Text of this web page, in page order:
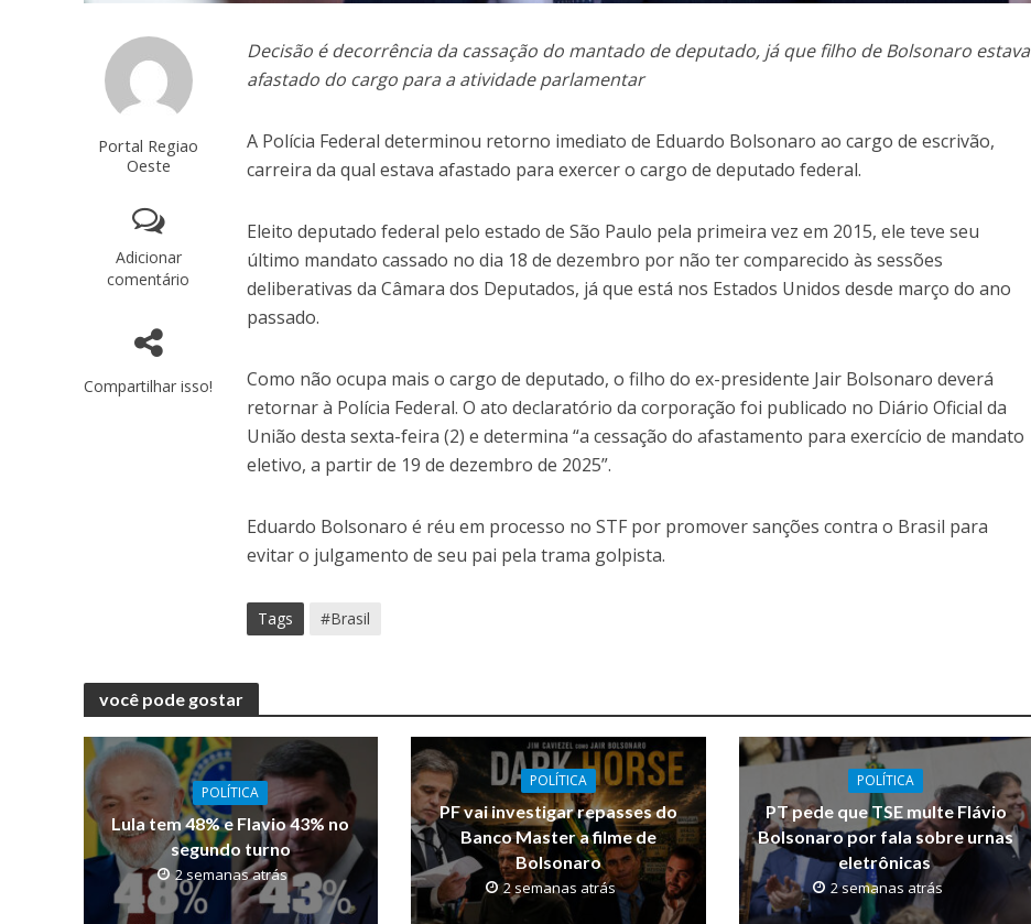
Portal Regiao
Oeste
Adicionar
comentário
Compartilhar isso!
Decisão é decorrência da cassação do mantado de deputado, já que filho de Bolsonaro estava
afastado do cargo para a atividade parlamentar
A Polícia Federal determinou retorno imediato de Eduardo Bolsonaro ao cargo de escrivão,
carreira da qual estava afastado para exercer o cargo de deputado federal.
Eleito deputado federal pelo estado de São Paulo pela primeira vez em 2015, ele teve seu
último mandato cassado no dia 18 de dezembro por não ter comparecido às sessões
deliberativas da Câmara dos Deputados, já que está nos Estados Unidos desde março do ano
passado.
Como não ocupa mais o cargo de deputado, o filho do ex-presidente Jair Bolsonaro deverá
retornar à Polícia Federal. O ato declaratório da corporação foi publicado no Diário Oficial da
União desta sexta-feira (2) e determina “a cessação do afastamento para exercício de mandato
eletivo, a partir de 19 de dezembro de 2025”.
Eduardo Bolsonaro é réu em processo no STF por promover sanções contra o Brasil para
evitar o julgamento de seu pai pela trama golpista.
Tags #Brasil
você pode gostar
POLÍTICA
Lula tem 48% e Flavio 43% no
segundo turno
2 semanas atrás
POLÍTICA
PF vai investigar repasses do
Banco Master a filme de
Bolsonaro
2 semanas atrás
POLÍTICA
PT pede que TSE multe Flávio
Bolsonaro por fala sobre urnas
eletrônicas
2 semanas atrás